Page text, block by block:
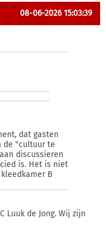
08-06-2026 15:03:39
dat gasten
de "cultuur te
discussieren
is. Het is niet
B
Luuk de Jong. Wij zijn